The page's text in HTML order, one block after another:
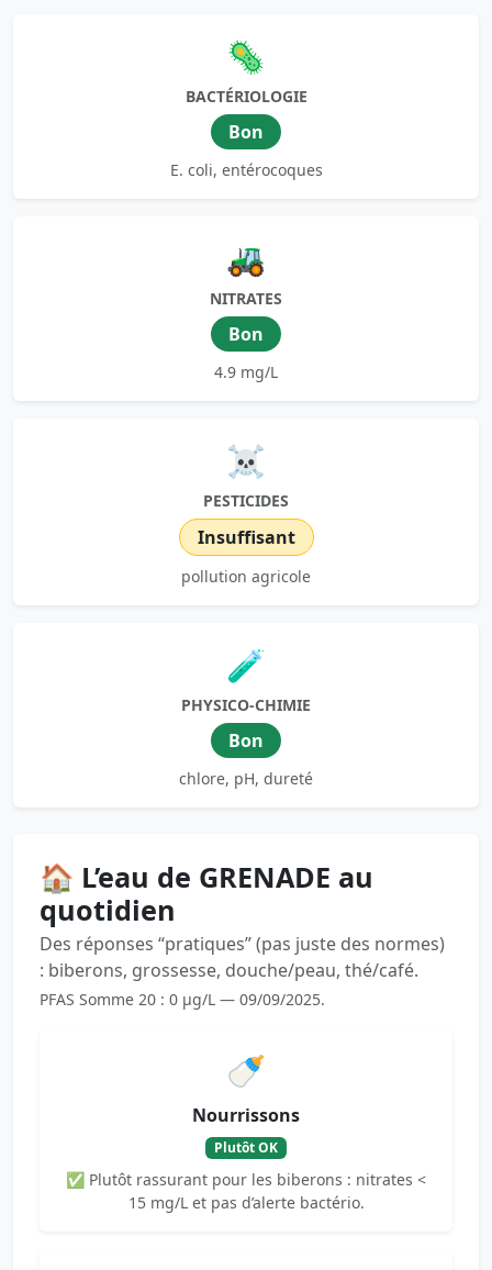
🦠
BACTÉRIOLOGIE
Bon
E. coli, entérocoques
🚜
NITRATES
Bon
4.9 mg/L
☠️
PESTICIDES
Insuffisant
pollution agricole
🧪
PHYSICO-CHIMIE
Bon
chlore, pH, dureté
🏠 L’eau de GRENADE au
quotidien
Des réponses “pratiques” (pas juste des normes)
: biberons, grossesse, douche/peau, thé/café.
PFAS Somme 20 : 0 µg/L — 09/09/2025.
🍼
Nourrissons
Plutôt OK
✅ Plutôt rassurant pour les biberons : nitrates <
15 mg/L et pas d’alerte bactério.